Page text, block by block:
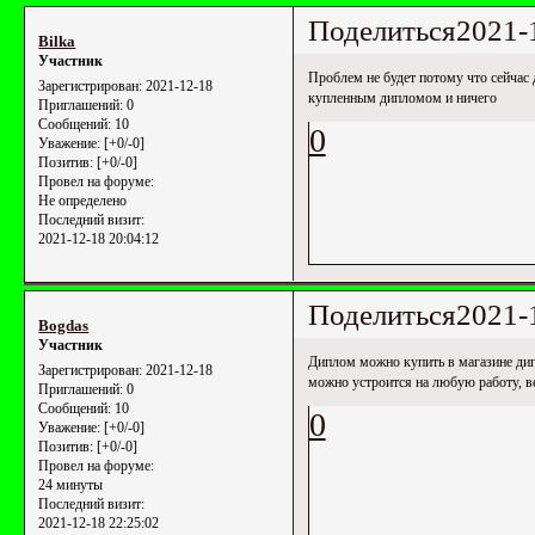
Поделиться
Bilka
Участник
Зарегистрирован: 2021-12-18
Приглашений: 0
Сообщений: 10
Уважение: [+0/-0]
Позитив: [+0/-0]
Провел на форуме:
Не определено
Последний визит:
2021-12-18 20:04:12
Проблем не будет потому что
купленным дипломом и ничего
0
Поделиться
Bogdas
Участник
Зарегистрирован: 2021-12-18
Приглашений: 0
Сообщений: 10
Уважение: [+0/-0]
Позитив: [+0/-0]
Провел на форуме:
24 минуты
Последний визит:
2021-12-18 22:25:02
Диплом можно купить в магазине
можно устроится на любую работу,
0